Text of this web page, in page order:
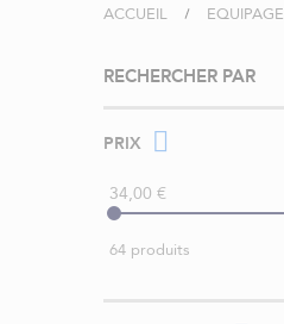
ACCUEIL EQUIPAGE
RECHERCHER PAR
PRIX
34,00 €
64 produits